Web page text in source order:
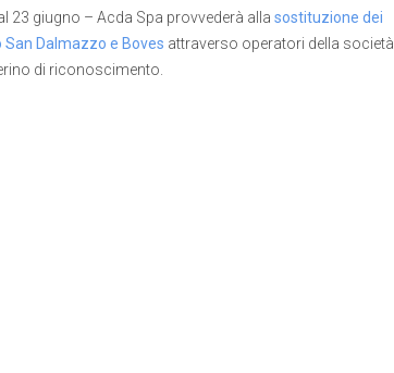
23 giugno – Acda Spa provvederà alla sostituzione dei
Dalmazzo e Boves attraverso operatori della società
di riconoscimento.